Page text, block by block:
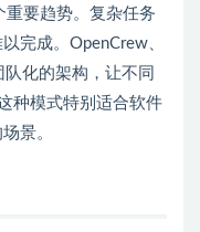
重要趋势。复杂任务
完成。OpenCrew、
化的架构，让不同
种模式特别适合软件
景。